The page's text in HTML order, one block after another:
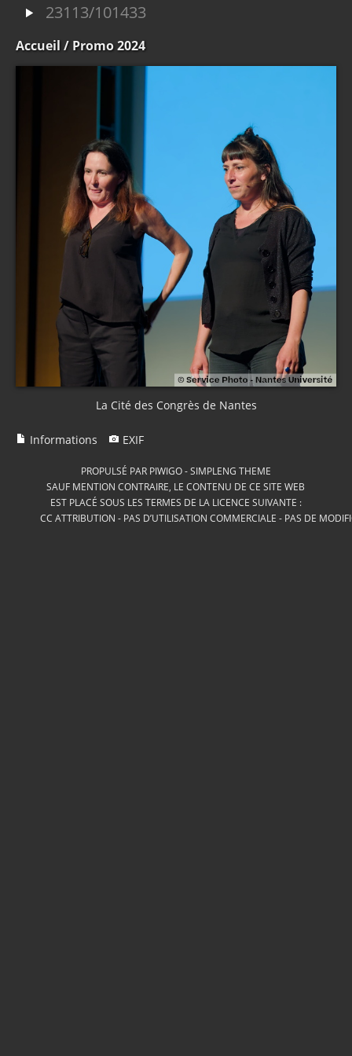
23113/101433
Accueil / Promo 2024
La Cité des Congrès de Nantes
Informations EXIF
PROPULSÉ PAR PIWIGO-SIMPLENG THEME
SAUF MENTION CONTRAIRE, LE CONTENU DE CE SITE WEB
EST PLACÉ SOUS LES TERMES DE LA LICENCE SUIVANTE :
CC ATTRIBUTION - PAS D’UTILISATION COMMERCIALE - PAS DE